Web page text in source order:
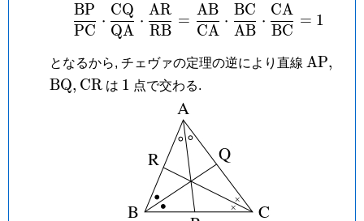
PC
BP
⋅
QA
CQ
⋅
RB
AR
=
CA
AB
⋅
AB
BC
⋅
BC
CA
= 1
となるから, チェヴァの定理の逆により直線 AP,
BQ, \mathrm{CR}
CR は 1
1 点で交わる.